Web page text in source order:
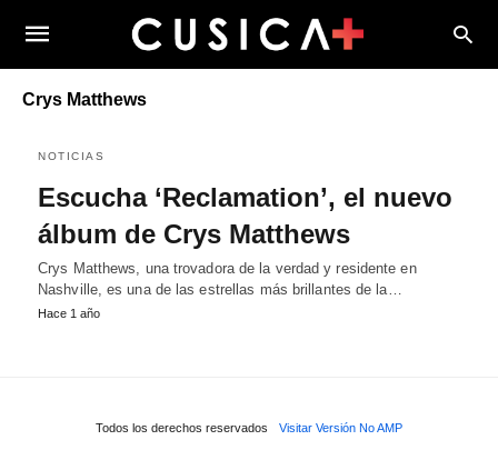
Crys Matthews
NOTICIAS
Escucha ‘Reclamation’, el nuevo
álbum de Crys Matthews
Crys Matthews, una trovadora de la verdad y residente en
Nashville, es una de las estrellas más brillantes de la…
Hace 1 año
Todos los derechos reservados Visitar Versión No AMP